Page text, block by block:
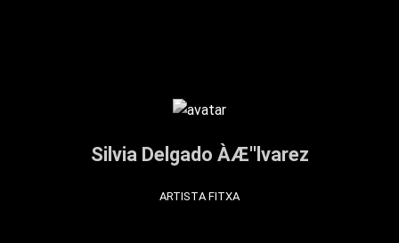
Silvia Delgado ÀÆ''lvarez
ARTISTA FITXA